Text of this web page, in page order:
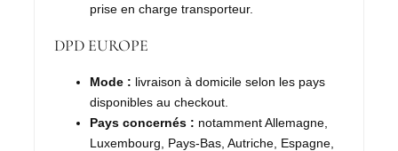
prise en charge transporteur.
DPD EUROPE
Mode : livraison à domicile selon les pays
disponibles au checkout.
Pays concernés : notamment Allemagne,
Luxembourg, Pays-Bas, Autriche, Espagne,